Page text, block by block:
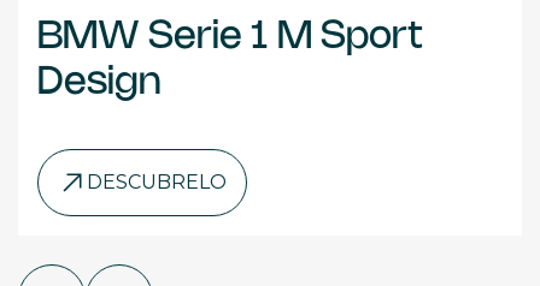
BMW Serie 1 M Sport
Design
DESCUBRELO